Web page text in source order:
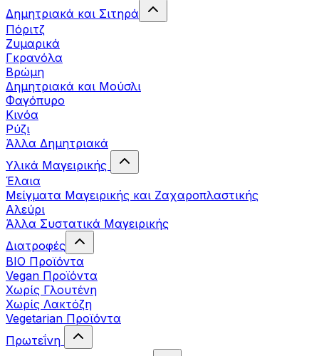
Δημητριακά και Σιτηρά
Πόριτζ
Ζυμαρικά
Γκρανόλα
Βρώμη
Δημητριακά και Μούσλι
Φαγόπυρο
Κινόα
Ρύζι
Άλλα Δημητριακά
Υλικά Μαγειρικής
Έλαια
Μείγματα Μαγειρικής και Ζαχαροπλαστικής
Αλεύρι
Άλλα Συστατικά Μαγειρικής
Διατροφές
BIO Προϊόντα
Vegan Προϊόντα
Χωρίς Γλουτένη
Χωρίς Λακτόζη
Vegetarian Προϊόντα
Πρωτεΐνη